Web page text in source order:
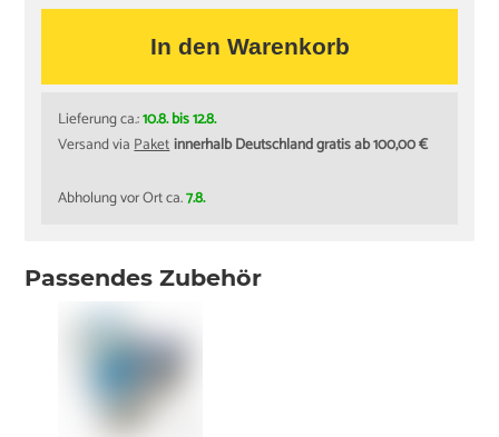
In den Warenkorb
Lieferung ca.:10.8. bis 12.8.
Versand viaPaketinnerhalb Deutschland gratis ab 100,00 €
Abholung vor Ort ca.7.8.
Passendes Zubehör